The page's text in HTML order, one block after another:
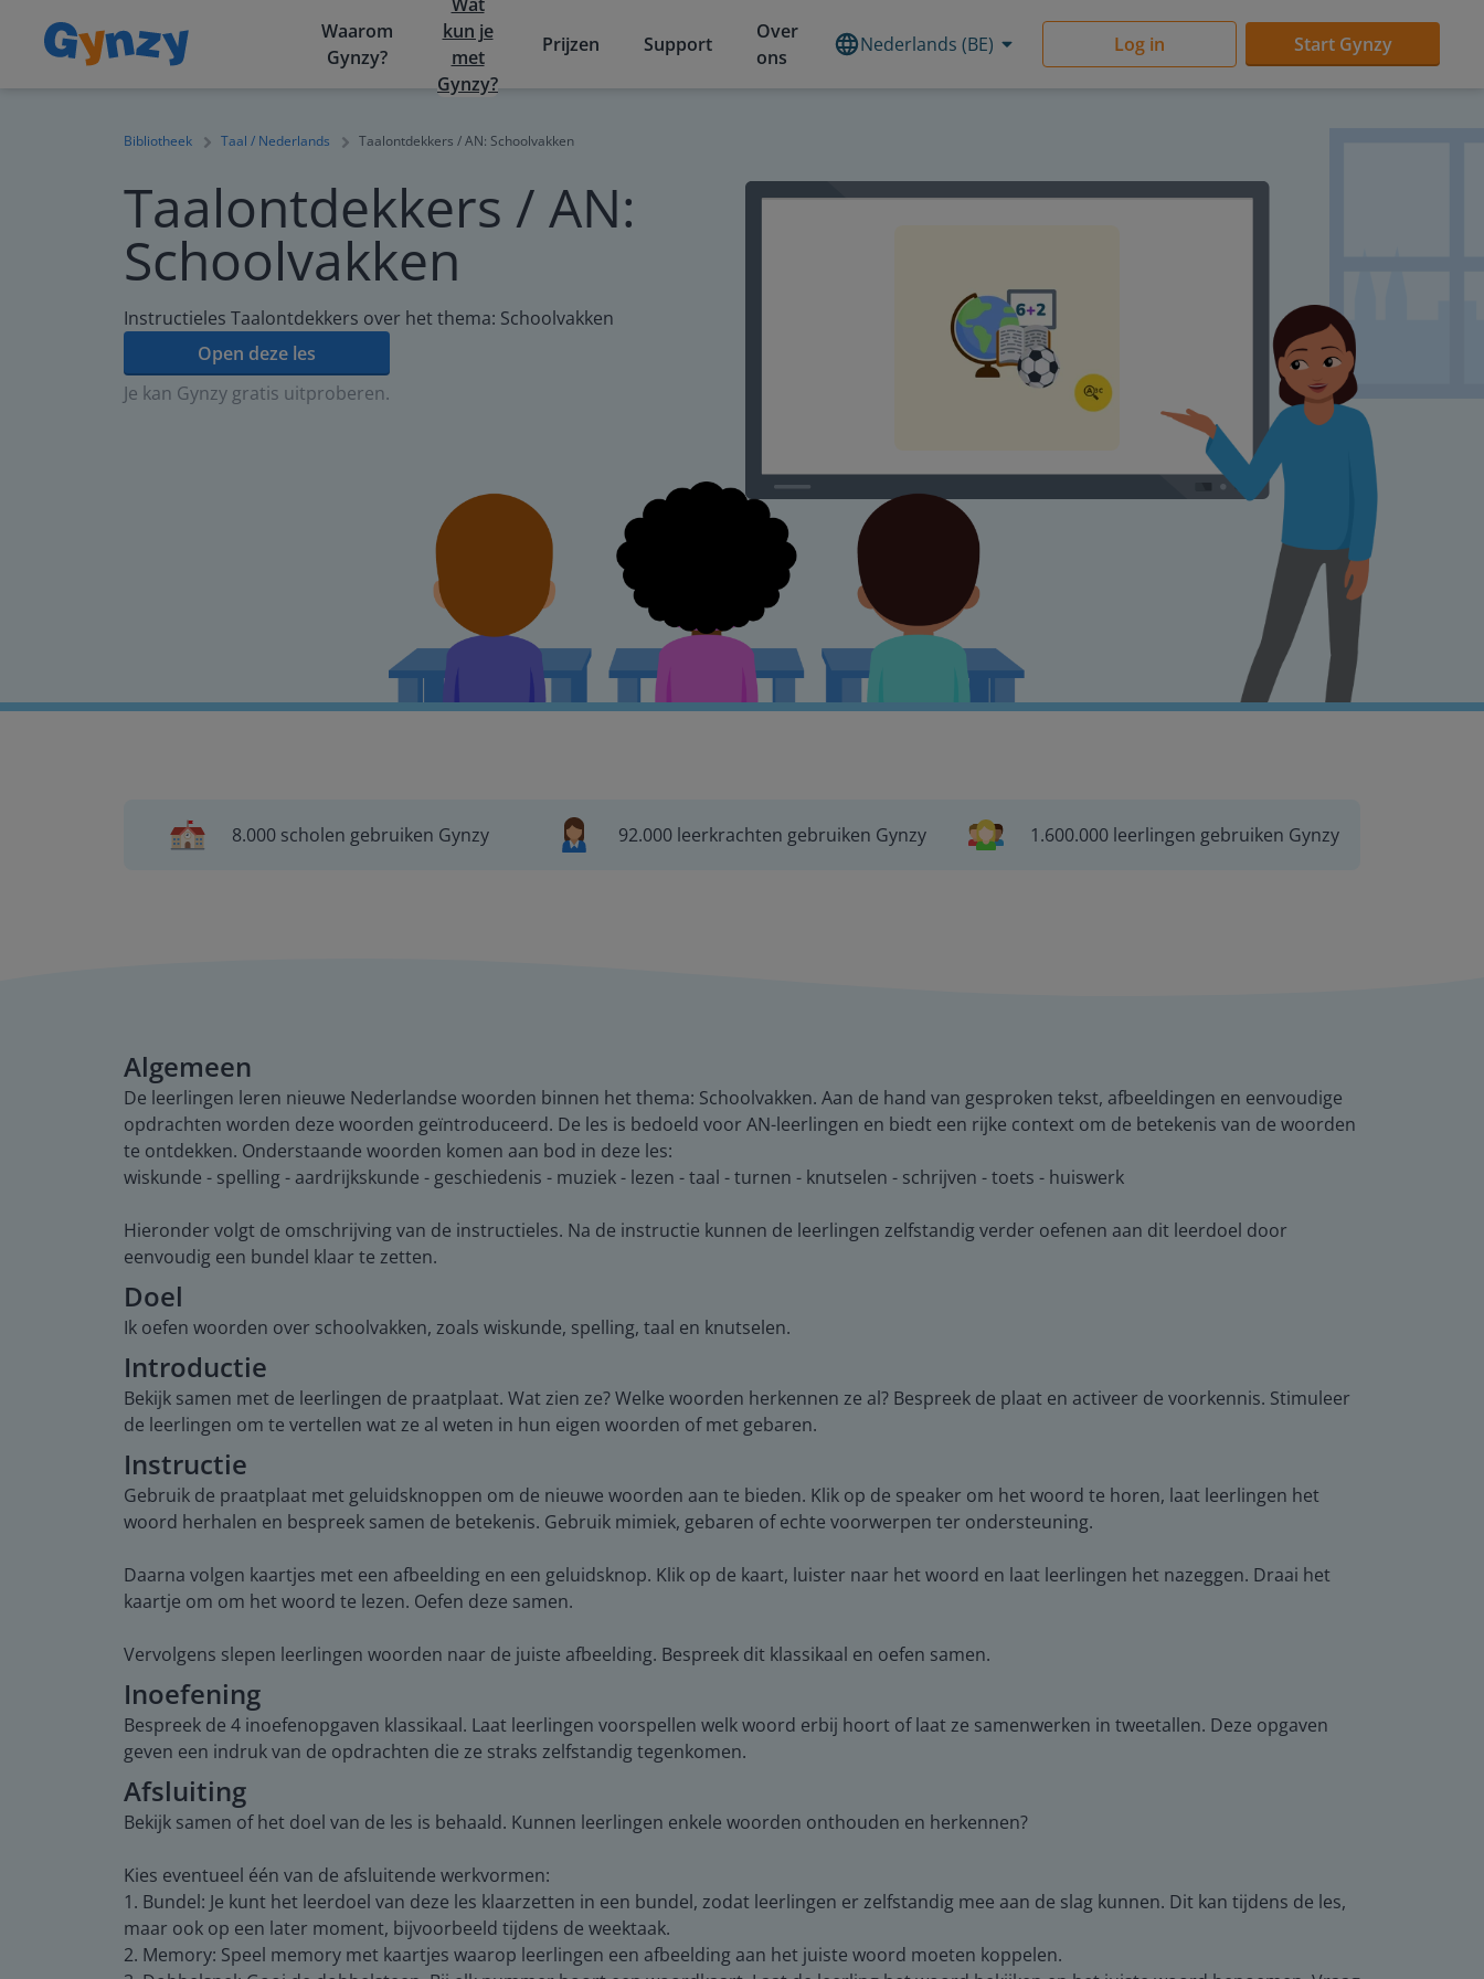
Waarom
Gynzy?
kun je
met
Gynzy?
Prijzen Support
Over
ons
Nederlands (BE) Log in Start Gynzy
Bibliotheek Taal / Nederlands Taalontdekkers / AN: Schoolvakken
Taalontdekkers / AN:
Schoolvakken
Instructieles Taalontdekkers over het thema: Schoolvakken
Open deze les
Je kan Gynzy gratis uitproberen.
8.000 scholen gebruiken Gynzy 92.000 leerkrachten gebruiken Gynzy 1.600.000 leerlingen gebruiken Gynzy
Algemeen
De leerlingen leren nieuwe Nederlandse woorden binnen het thema: Schoolvakken. Aan de hand van gesproken tekst, afbeeldingen en eenvoudige
opdrachten worden deze woorden geïntroduceerd. De les is bedoeld voor AN-leerlingen en biedt een rijke context om de betekenis van de woorden
te ontdekken. Onderstaande woorden komen aan bod in deze les:
wiskunde - spelling - aardrijkskunde - geschiedenis - muziek - lezen - taal - turnen - knutselen - schrijven - toets - huiswerk
Hieronder volgt de omschrijving van de instructieles. Na de instructie kunnen de leerlingen zelfstandig verder oefenen aan dit leerdoel door
eenvoudig een bundel klaar te zetten.
Doel
Ik oefen woorden over schoolvakken, zoals wiskunde, spelling, taal en knutselen.
Introductie
Bekijk samen met de leerlingen de praatplaat. Wat zien ze? Welke woorden herkennen ze al? Bespreek de plaat en activeer de voorkennis. Stimuleer
de leerlingen om te vertellen wat ze al weten in hun eigen woorden of met gebaren.
Instructie
Gebruik de praatplaat met geluidsknoppen om de nieuwe woorden aan te bieden. Klik op de speaker om het woord te horen, laat leerlingen het
woord herhalen en bespreek samen de betekenis. Gebruik mimiek, gebaren of echte voorwerpen ter ondersteuning.
Daarna volgen kaartjes met een afbeelding en een geluidsknop. Klik op de kaart, luister naar het woord en laat leerlingen het nazeggen. Draai het
kaartje om om het woord te lezen. Oefen deze samen.
Vervolgens slepen leerlingen woorden naar de juiste afbeelding. Bespreek dit klassikaal en oefen samen.
Inoefening
Bespreek de 4 inoefenopgaven klassikaal. Laat leerlingen voorspellen welk woord erbij hoort of laat ze samenwerken in tweetallen. Deze opgaven
geven een indruk van de opdrachten die ze straks zelfstandig tegenkomen.
Afsluiting
Bekijk samen of het doel van de les is behaald. Kunnen leerlingen enkele woorden onthouden en herkennen?
Kies eventueel één van de afsluitende werkvormen:
1. Bundel: Je kunt het leerdoel van deze les klaarzetten in een bundel, zodat leerlingen er zelfstandig mee aan de slag kunnen. Dit kan tijdens de les,
maar ook op een later moment, bijvoorbeeld tijdens de weektaak.
2. Memory: Speel memory met kaartjes waarop leerlingen een afbeelding aan het juiste woord moeten koppelen.